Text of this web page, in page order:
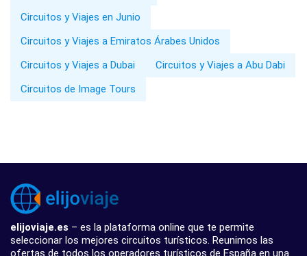
Circuitos y Viajes en Junio
Circuitos y Viajes a Emiratos Árabes Unidos
Circuitos y Viajes a Dubai
Circuitos y Viajes a Abu Dabi
Circuitos de Image Tours
elijoviaje.es – es la plataforma online que te permite
seleccionar los mejores circuitos turísticos. Reunimos las
ofertas de todos los operadores turísticos de España en una